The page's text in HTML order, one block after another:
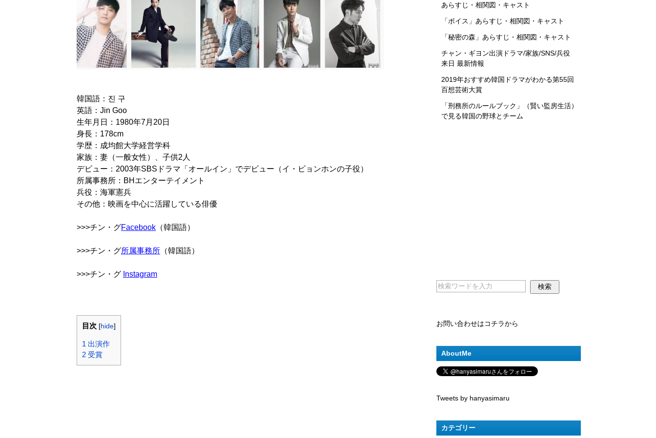
韓国語：진 구
英語：Jin Goo
生年月日：1980年7月20日
身長：178cm
学歴：成均館大学経営学科
家族：妻（一般女性）、子供2人
デビュー：2003年SBSドラマ「オールイン」でデビュー（イ・ビョンホンの子役）
所属事務所：BHエンターテイメント
兵役：海軍憲兵
その他：映画を中心に活躍している俳優
>>>チン・グFacebook （韓国語）
>>>チン・グ所属事務所 （韓国語）
>>>チン・グ Instagram
目次 [hide]
1 出演作
2 受賞
あらすじ・相関図・キャスト
「ボイス」あらすじ・相関図・キャスト
「秘密の森」あらすじ・相関図・キャスト
チャン・ギヨン出演ドラマ/家族/SNS/兵役
来日 最新情報
2019年おすすめ韓国ドラマがわかる第55回
百想芸術大賞
「刑務所のルールブック」（賢い監房生活）
で見る韓国の野球とチーム
お問い合わせはコチラから
AboutMe
Tweets by hanyasimaru
カテゴリー